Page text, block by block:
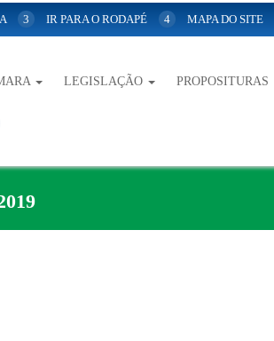
3 IR PARA O RODAPÉ 4 MAPA DO SITE
LEGISLAÇÃO PROPOSITURAS